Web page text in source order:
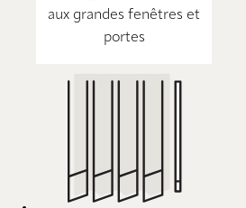
aux grandes fenêtres et
portes